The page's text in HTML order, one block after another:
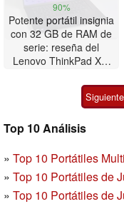
90%
Potente portátil insignia
con 32 GB de RAM de
serie: reseña del
Lenovo ThinkPad X9-
Top 10 Análisis
» Top 10 Portátiles
» Top 10 Portátiles de
» Top 10 Portátiles de